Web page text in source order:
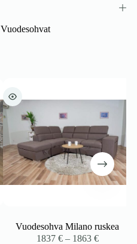
Vuodesohvat
Vuodesohva Milano ruskea
1837€ – 1863€